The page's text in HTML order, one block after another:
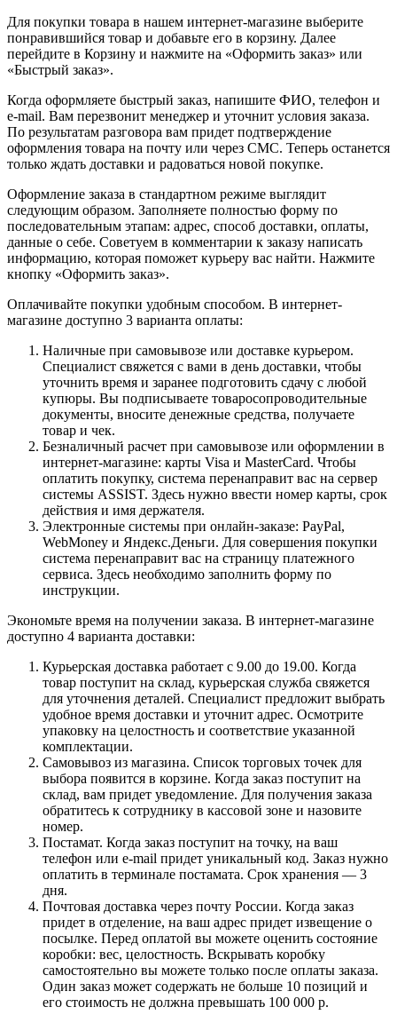
Для покупки товара в нашем интернет-магазине выберите
понравившийся товар и добавьте его в корзину. Далее
перейдите в Корзину и нажмите на «Оформить заказ» или
«Быстрый заказ».
Когда оформляете быстрый заказ, напишите ФИО, телефон и
e-mail. Вам перезвонит менеджер и уточнит условия заказа.
По результатам разговора вам придет подтверждение
оформления товара на почту или через СМС. Теперь останется
только ждать доставки и радоваться новой покупке.
Оформление заказа в стандартном режиме выглядит
следующим образом. Заполняете полностью форму по
последовательным этапам: адрес, способ доставки, оплаты,
данные о себе. Советуем в комментарии к заказу написать
информацию, которая поможет курьеру вас найти. Нажмите
кнопку «Оформить заказ».
Оплачивайте покупки удобным способом. В интернет-
магазине доступно 3 варианта оплаты:
Наличные при самовывозе или доставке курьером.
Специалист свяжется с вами в день доставки, чтобы
уточнить время и заранее подготовить сдачу с любой
купюры. Вы подписываете товаросопроводительные
документы, вносите денежные средства, получаете
товар и чек.
Безналичный расчет при самовывозе или оформлении в
интернет-магазине: карты Visa и MasterCard. Чтобы
оплатить покупку, система перенаправит вас на сервер
системы ASSIST. Здесь нужно ввести номер карты, срок
действия и имя держателя.
Электронные системы при онлайн-заказе: PayPal,
WebMoney и Яндекс.Деньги. Для совершения покупки
система перенаправит вас на страницу платежного
сервиса. Здесь необходимо заполнить форму по
инструкции.
Экономьте время на получении заказа. В интернет-магазине
доступно 4 варианта доставки:
Курьерская доставка работает с 9.00 до 19.00. Когда
товар поступит на склад, курьерская служба свяжется
для уточнения деталей. Специалист предложит выбрать
удобное время доставки и уточнит адрес. Осмотрите
упаковку на целостность и соответствие указанной
комплектации.
Самовывоз из магазина. Список торговых точек для
выбора появится в корзине. Когда заказ поступит на
склад, вам придет уведомление. Для получения заказа
обратитесь к сотруднику в кассовой зоне и назовите
номер.
Постамат. Когда заказ поступит на точку, на ваш
телефон или e-mail придет уникальный код. Заказ нужно
оплатить в терминале постамата. Срок хранения — 3
дня.
Почтовая доставка через почту России. Когда заказ
придет в отделение, на ваш адрес придет извещение о
посылке. Перед оплатой вы можете оценить состояние
коробки: вес, целостность. Вскрывать коробку
самостоятельно вы можете только после оплаты заказа.
Один заказ может содержать не больше 10 позиций и
его стоимость не должна превышать 100 000 р.